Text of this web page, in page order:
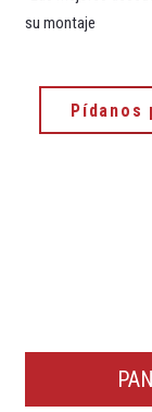
su montaje
Pídanos